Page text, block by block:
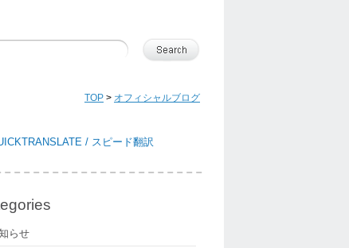
TOP > オフィシャルブログ
らせ